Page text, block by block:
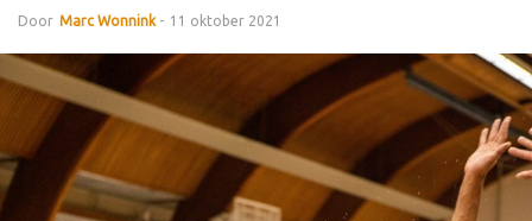
Door Marc Wonnink - 11 oktober 2021